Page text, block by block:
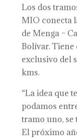
Los dos
MIO conecta
de Menga –
Bolívar. Tiene
exclusivo del
kms.
“La idea que
podamos
tramo uno, se
El próximo